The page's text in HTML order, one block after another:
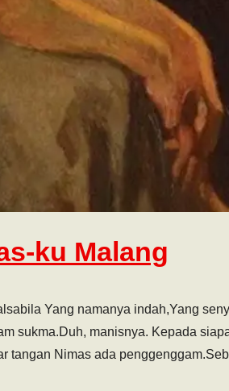
ku Malang
Yang namanya indah,Yang
sukma.Duh, manisnya. Kepada
tangan Nimas ada